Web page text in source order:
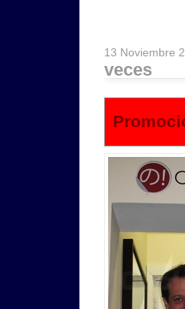
13 Noviembre
veces